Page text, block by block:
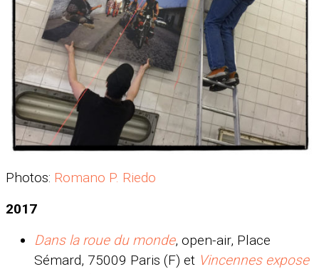
Photos: Romano P. Riedo
2017
Dans la roue du monde, open-air, Place
Sémard, 75009 Paris (F) et Vincennes expose